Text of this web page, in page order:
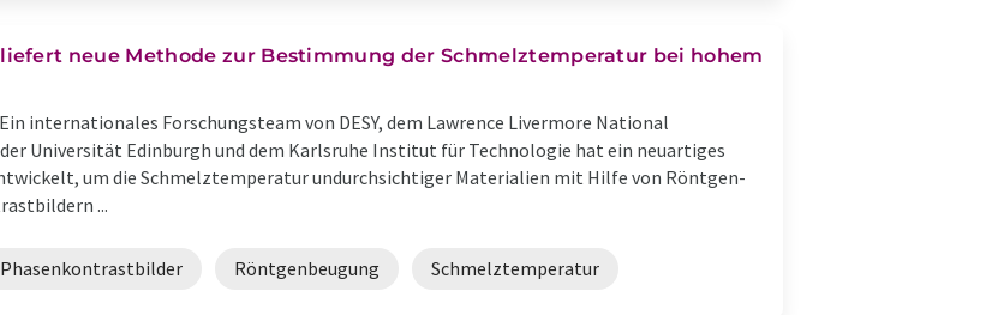
liefert neue Methode zur Bestimmung der Schmelztemperatur bei hohem
Ein internationales Forschungsteam von DESY, dem Lawrence Livermore National
Universität Edinburgh und dem Karlsruhe Institut für Technologie hat ein neuartiges
um die Schmelztemperatur undurchsichtiger Materialien mit Hilfe von Röntgen-
...
Röntgenbeugung Schmelztemperatur